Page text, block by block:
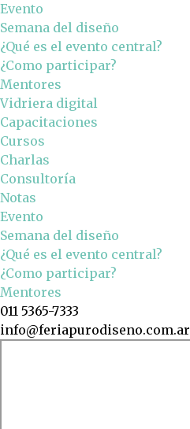
Evento
Semana del diseño
¿Qué es el evento central?
¿Como participar?
Mentores
Vidriera digital
Capacitaciones
Cursos
Charlas
Consultoría
Notas
Evento
Semana del diseño
¿Qué es el evento central?
¿Como participar?
Mentores
011 5365-7333
info@feriapurodiseno.com.ar